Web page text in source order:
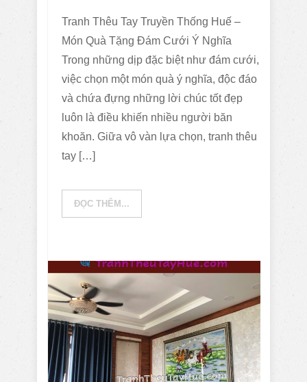
Tranh Thêu Tay Truyền Thống Huế –
Món Quà Tặng Đám Cưới Ý Nghĩa
Trong những dịp đặc biệt như đám cưới,
việc chọn một món quà ý nghĩa, độc đáo
và chứa đựng những lời chúc tốt đẹp
luôn là điều khiến nhiều người băn
khoăn. Giữa vô vàn lựa chọn, tranh thêu
tay […]
ĐỌC THÊM...